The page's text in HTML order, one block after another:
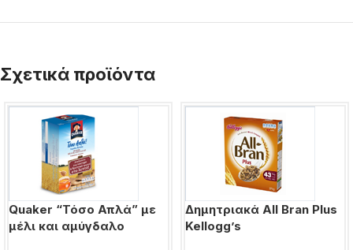
Σχετικά προϊόντα
Quaker “Τόσο Απλά” με
μέλι και αμύγδαλο
Δημητριακά All Bran Plus
Kellogg’s